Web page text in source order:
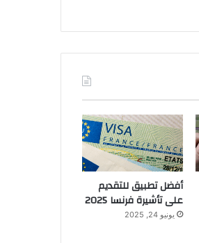
أفضل تطبيق للتقديم
على تأشيرة فرنسا 2025
يونيو 24, 2025